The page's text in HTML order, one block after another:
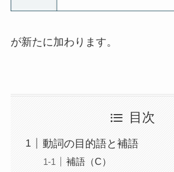
が新たに加わります。
目次
動詞の目的語と補語
補語（C）